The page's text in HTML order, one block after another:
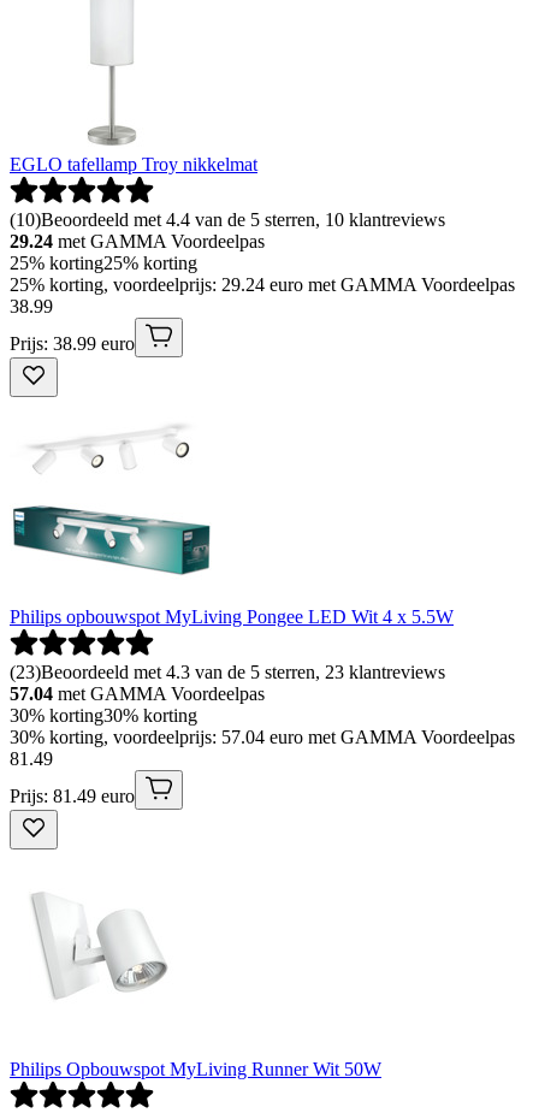
EGLO tafellamp Troy nikkelmat
(10)Beoordeeld met 4.4 van de 5 sterren, 10 klantreviews
29.24 met GAMMA Voordeelpas
25% korting25% korting
25% korting, voordeelprijs: 29.24 euro met GAMMA Voordeelpas
38.99
Prijs: 38.99 euro
Philips opbouwspot MyLiving Pongee LED Wit 4 x 5.5W
(23)Beoordeeld met 4.3 van de 5 sterren, 23 klantreviews
57.04 met GAMMA Voordeelpas
30% korting30% korting
30% korting, voordeelprijs: 57.04 euro met GAMMA Voordeelpas
81.49
Prijs: 81.49 euro
Philips Opbouwspot MyLiving Runner Wit 50W